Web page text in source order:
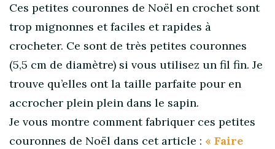
Ces petites couronnes de Noël en crochet sont
trop mignonnes et faciles et rapides à
crocheter. Ce sont de très petites couronnes
(5,5 cm de diamètre) si vous utilisez un fil fin. Je
trouve qu’elles ont la taille parfaite pour en
accrocher plein plein dans le sapin.
Je vous montre comment fabriquer ces petites
couronnes de Noël dans cet article : « Faire